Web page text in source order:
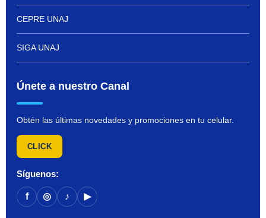
CEPRE UNAJ
SIGA UNAJ
Únete a nuestro Canal
Obtén las últimas novedades y promociones en tu celular.
CLICK
Síguenos:
f ◎ ♪ ▶